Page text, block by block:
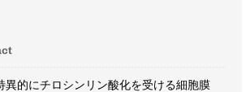
異的にチロシンリン酸化を受ける細胞膜